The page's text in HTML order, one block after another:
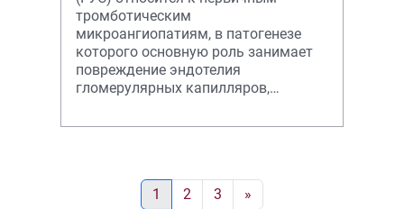
тромботическим
микроангиопатиям, в патогенезе
которого основную роль занимает
повреждение эндотелия
гломерулярных капилляров,
тромбоцитов с последующей
1 2 3 »